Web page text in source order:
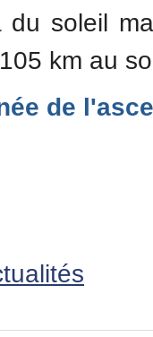
soleil
km au
de